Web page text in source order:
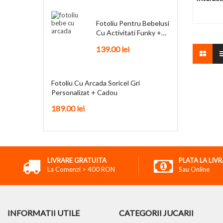
Fotoliu Pentru Bebelusi
Cu Activitati Funky +
139.00lei
Fotoliu Cu Arcada Soricel Gri
Personalizat + Cadou
189.00lei
LIVRARE GRATUITA
La Comenzi > 400 RON
PLATA LA
Sau Online
INFORMATII UTILE CATEGORII JUCARII